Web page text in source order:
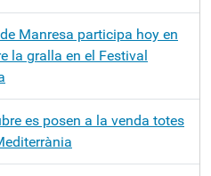
Manresa participa hoy en
la gralla en el Festival
es posen a la venda totes